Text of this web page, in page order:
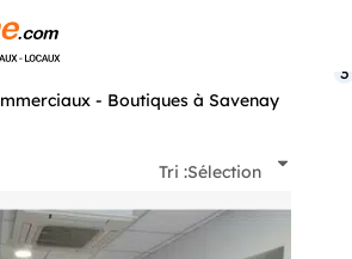
- Boutiques à Savenay
3
Tri :Sélection